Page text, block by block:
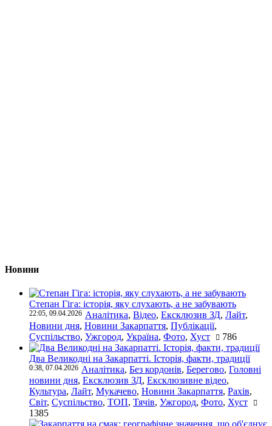
Новини
Степан Гіга: історія, яку слухають, а не забувають
22:05, 09.04.2026 Аналітика, Відео, Ексклюзив ЗД, Лайт,
Новини дня, Новини Закарпаття, Публікації,
Суспільство, Ужгород, Україна, Фото, Хуст 786
Два Великодні на Закарпатті. Історія, факти, традиції
0:38, 07.04.2026 Аналітика, Без кордонів, Берегово, Головні
новини дня, Ексклюзив ЗД, Ексклюзивне відео,
Культура, Лайт, Мукачево, Новини Закарпаття, Рахів,
Світ, Суспільство, ТОП, Тячів, Ужгород, Фото, Хуст
1385